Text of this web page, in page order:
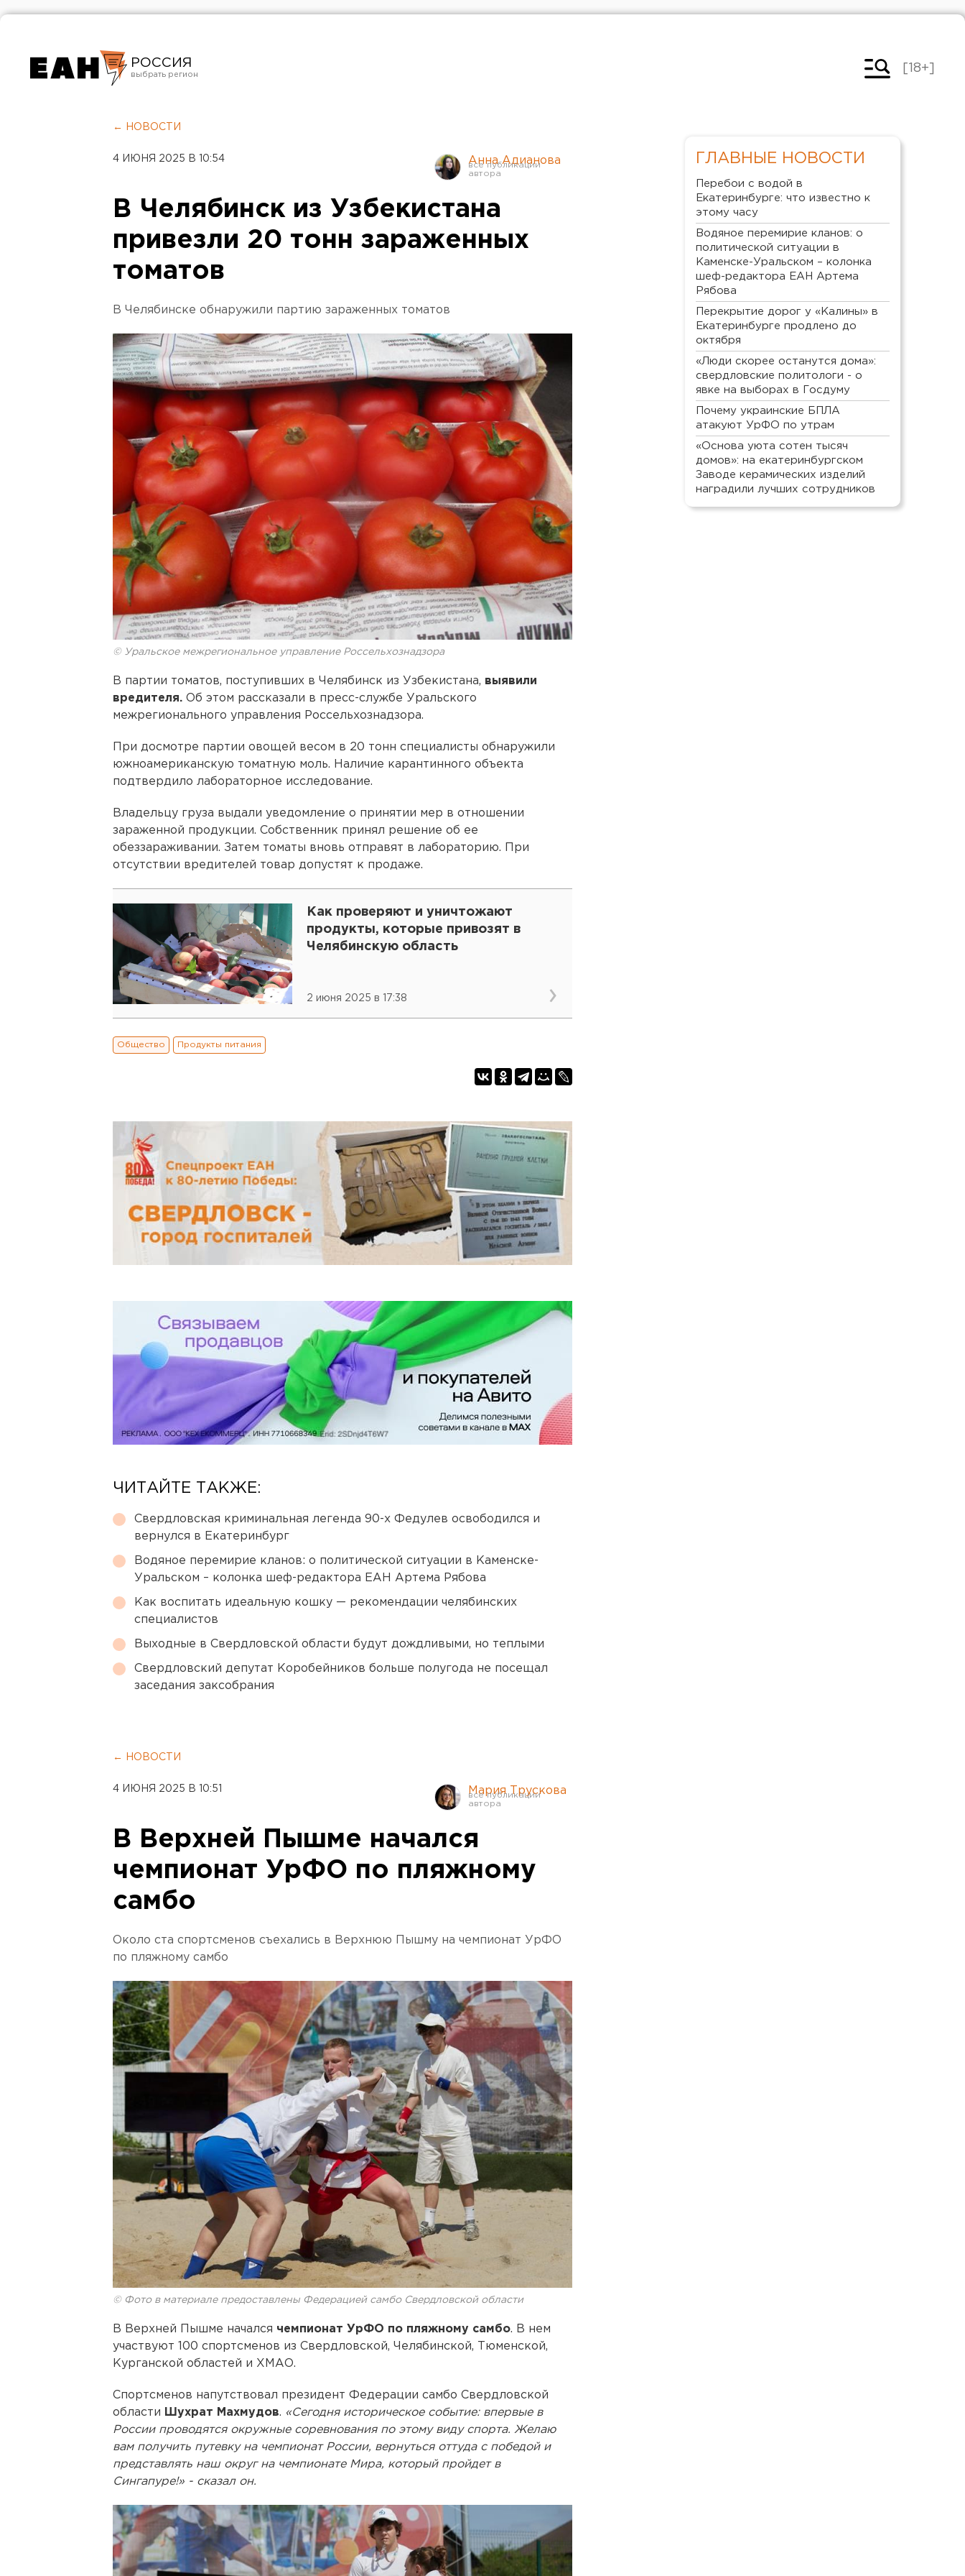
РОССИЯ
Челябинск
[18+]
← НОВОСТИ
4 ИЮНЯ 2025 В 10:54 Анна Адианова
В Челябинск из Узбекистана
привезли 20 тонн зараженных
томатов
В Челябинске обнаружили партию зараженных томатов
© Уральское межрегиональное управление Россельхознадзора
В партии томатов, поступивших в Челябинск из Узбекистана, выявили
вредителя. Об этом рассказали в пресс-службе Уральского
межрегионального управления Россельхознадзора.
При досмотре партии овощей весом в 20 тонн специалисты обнаружили
южноамериканскую томатную моль. Наличие карантинного объекта
подтвердило лабораторное исследование.
Владельцу груза выдали уведомление о принятии мер в отношении
зараженной продукции. Собственник принял решение об ее
обеззараживании. Затем томаты вновь отправят в лабораторию. При
отсутствии вредителей товар допустят к продаже.
Как проверяют и уничтожают
продукты, которые привозят в
Челябинскую область
2 июня 2025 в 17:38
Общество Продукты питания
ЧИТАЙТЕ ТАКЖЕ:
Свердловская криминальная легенда 90-х Федулев освободился и
вернулся в Екатеринбург
Водяное перемирие кланов: о политической ситуации в Каменске-
Уральском – колонка шеф-редактора ЕАН Артема Рябова
Как воспитать идеальную кошку — рекомендации челябинских
специалистов
Выходные в Свердловской области будут дождливыми, но теплыми
Свердловский депутат Коробейников больше полугода не посещал
заседания заксобрания
← НОВОСТИ
4 ИЮНЯ 2025 В 10:51 Мария Трускова
В Верхней Пышме начался
чемпионат УрФО по пляжному
самбо
Около ста спортсменов съехались в Верхнюю Пышму на чемпионат УрФО
по пляжному самбо
© Фото в материале предоставлены Федерацией самбо Свердловской области
В Верхней Пышме начался чемпионат УрФО по пляжному самбо. В нем
участвуют 100 спортсменов из Свердловской, Челябинской, Тюменской,
Курганской областей и ХМАО.
Спортсменов напутствовал президент Федерации самбо Свердловской
области Шухрат Махмудов. «Сегодня историческое событие: впервые в
России проводятся окружные соревнования по этому виду спорта. Желаю
вам получить путевку на чемпионат России, вернуться оттуда с победой и
представлять наш округ на чемпионате Мира, который пройдет в
Сингапуре!» - сказал он.
ГЛАВНЫЕ НОВОСТИ
Перебои с водой в
Екатеринбурге: что известно к
этому часу
Водяное перемирие кланов: о
политической ситуации в
Каменске-Уральском – колонка
шеф-редактора ЕАН Артема
Рябова
Перекрытие дорог у «Калины» в
Екатеринбурге продлено до
октября
«Люди скорее останутся дома»:
свердловские политологи - о
явке на выборах в Госдуму
Почему украинские БПЛА
атакуют УрФО по утрам
«Основа уюта сотен тысяч
домов»: на екатеринбургском
Заводе керамических изделий
наградили лучших сотрудников